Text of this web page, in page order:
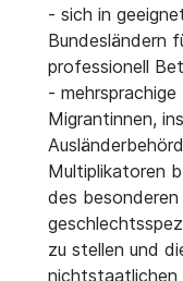
- sich in
Bundesländern
professionell
-
Migrantinnen,
Multiplikatoren
des
zu stellen und
nichtstaatlichen